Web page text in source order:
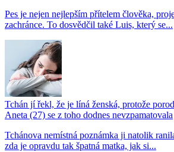
Pes je nejen nejlepším přítelem člověka,
zachránce. To dosvědčil také Luis, který se...
Tchán jí řekl, že je líná ženská, protože
Aneta (27) se z toho dodnes nevzpamatovala
Tchánova nemístná poznámka ji natolik
zda je opravdu tak špatná matka, jak si...